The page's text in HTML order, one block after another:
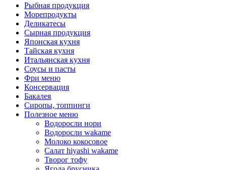
Рыбная продукция
Морепродукты
Деликатесы
Сырная продукция
Японская кухня
Тайская кухня
Итальянская кухня
Соусы и пасты
Фри меню
Консервация
Бакалея
Сиропы, топпинги
Полезное меню
Водоросли нори
Водоросли wakame
Молоко кокосовое
Салат hiyashi wakame
Творог тофу